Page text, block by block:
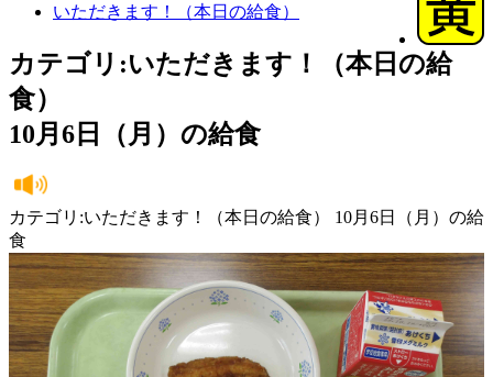
いただきます！（本日の給食）
カテゴリ:いただきます！（本日の給
食）
10月6日（月）の給食
カテゴリ:いただきます！（本日の給食） 10月6日（月）の給
食